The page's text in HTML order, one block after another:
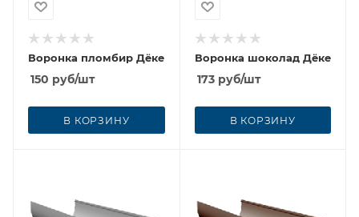
Воронка пломбир Дёке
150 руб/шт
В КОРЗИНУ
Воронка шоколад Дёке
173руб/шт
В КОРЗИНУ